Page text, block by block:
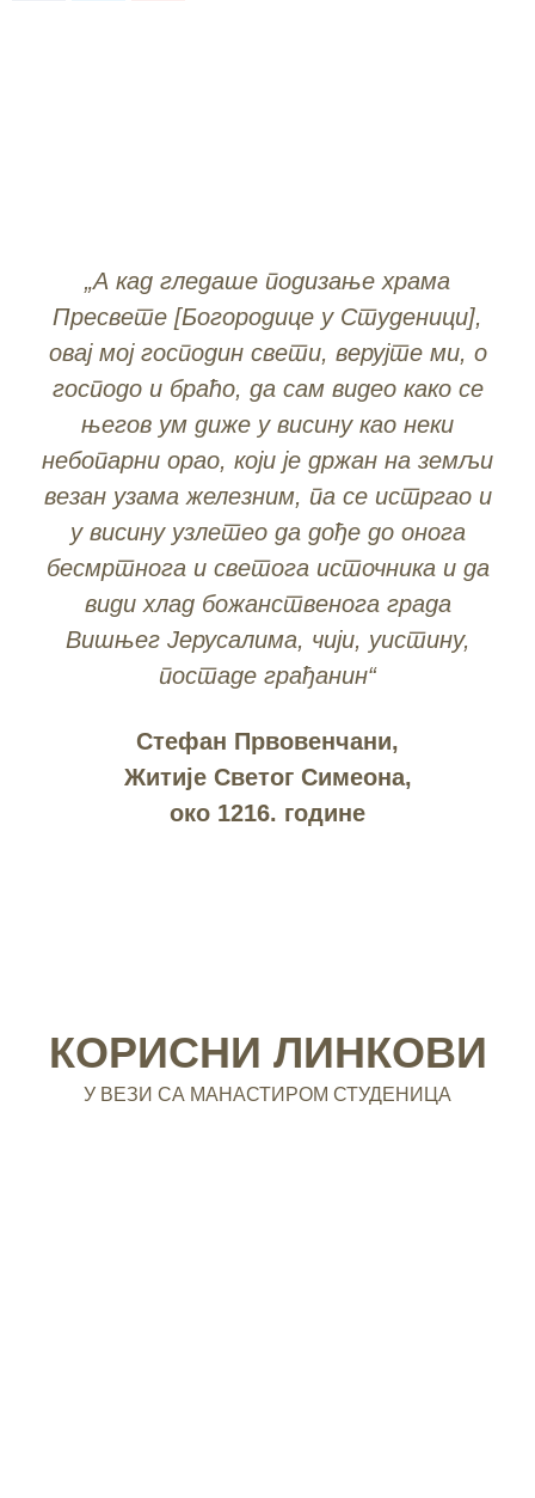
„А кад гледаше подизање храма
Пресвете [Богородице у Студеници],
овај мој господин свети, верујте ми, о
господо и браћо, да сам видео како се
његов ум диже у висину као неки
небопарни орао, који је држан на земљи
везан узама железним, па се истргао и
у висину узлетео да дође до онога
бесмртнога и светога источника и да
види хлад божанственога града
Вишњег Јерусалима, чији, уистину,
постаде грађанин“
Стефан Првовенчани,
Житије Светог Симеона,
око 1216. године
КОРИСНИ ЛИНКОВИ
У ВЕЗИ СА МАНАСТИРОМ СТУДЕНИЦА